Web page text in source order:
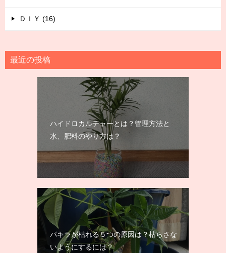
ＤＩＹ (16)
最近の投稿
ハイドロカルチャーとは？管理方法と
水、肥料のやり方は？
パキラが枯れる５つの原因は？枯らさな
いようにするには？